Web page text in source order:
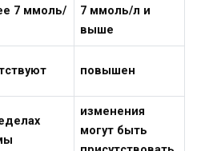
7 ммоль/
7 ммоль/л и
выше
повышен
изменения
могут быть